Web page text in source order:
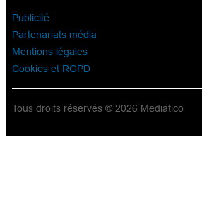
Publicité
Partenariats média
Mentions légales
Cookies et RGPD
Tous droits réservés © 2026 Mediatico